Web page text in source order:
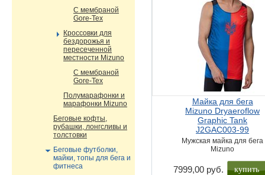
Майка для бега
Mizuno Dryaeroflow
Graphic Tank
J2GAC003-99
Мужская майка для бега
Mizuno
7999,00 руб. купить
С мембраной
Gore-Tex
Кроссовки для
бездорожья и
пересеченной
местности Mizuno
С мембраной
Gore-Tex
Полумарафонки и
марафонки Mizuno
Беговые кофты,
рубашки, лонгсливы и
толстовки
Беговые футболки,
майки, топы для бега и
фитнеса